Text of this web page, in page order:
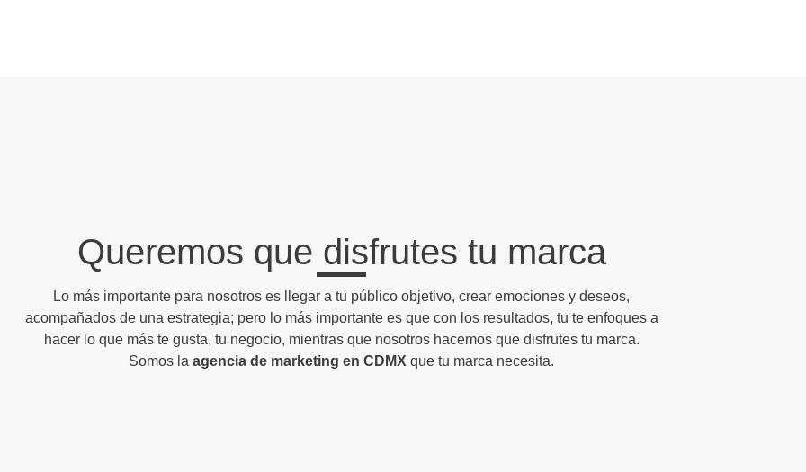
Queremos que disfrutes tu marca
Lo más importante para nosotros es llegar a tu público objetivo, crear emociones y deseos,
acompañados de una estrategia; pero lo más importante es que con los resultados, tu te enfoques a
hacer lo que más te gusta, tu negocio, mientras que nosotros hacemos que disfrutes tu marca.
Somos la agencia de marketing en CDMX que tu marca necesita.